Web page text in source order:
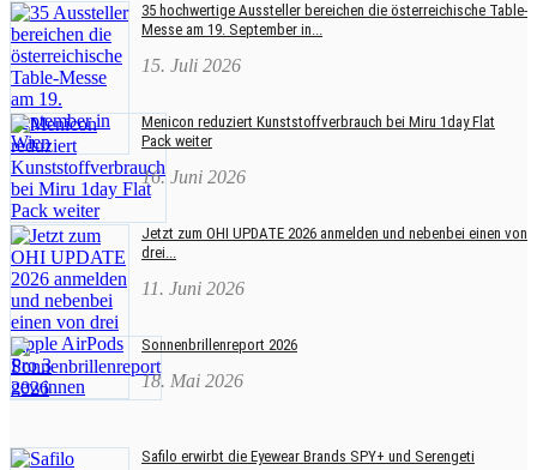
35 hochwertige Aussteller bereichen die österreichische Table-
Messe am 19. September in...
15. Juli 2026
Menicon reduziert Kunststoffverbrauch bei Miru 1day Flat
Pack weiter
16. Juni 2026
Jetzt zum OHI UPDATE 2026 anmelden und nebenbei einen von
drei...
11. Juni 2026
Sonnenbrillenreport 2026
18. Mai 2026
Safilo erwirbt die Eyewear Brands SPY+ und Serengeti